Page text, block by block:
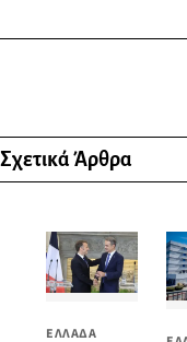
Σχετικά Άρθρα
ΕΛΛΑΔΑ